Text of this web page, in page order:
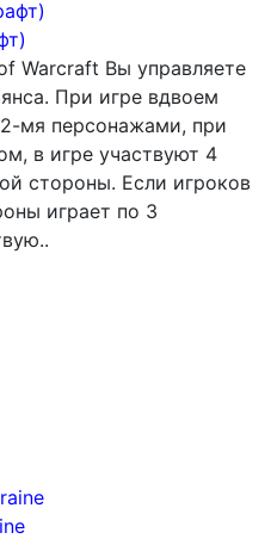
Warcraft Вы управляете
При игре вдвоем
мя персонажами, при
в игре участвуют 4
стороны. Если игроков
играет по 3